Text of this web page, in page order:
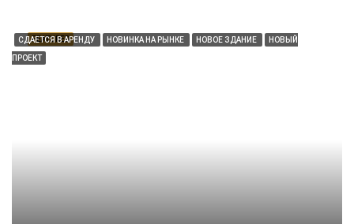
FEATURED
СДАЕТСЯ В АРЕНДУ НОВИНКА НА РЫНКЕ НОВОЕ ЗДАНИЕ НОВЫЙ
ПРОЕКТ